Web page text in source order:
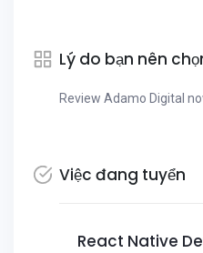
Lý do bạn nên
Review Adamo Digital
Việc đang tuyển
React Native